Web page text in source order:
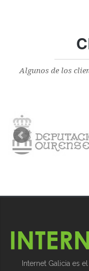
Algunos de los
Internet Galicia es